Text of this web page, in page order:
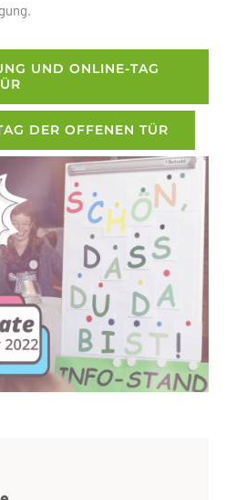
UND ONLINE-TAG
DER OFFENEN TÜR